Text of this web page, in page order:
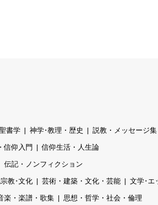
書学 神学･教理・歴史 説教・メッセージ集
信仰入門 信仰生活・人生論
伝記・ノンフィクション
教･文化 芸術・建築・文化・芸能 文学･エ
楽・楽譜・歌集 思想・哲学・社会・倫理